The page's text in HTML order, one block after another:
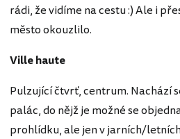
rádi, že vidíme na cestu :) Ale i
město okouzlilo.
Ville haute
Pulzující čtvrť, centrum. Nachází
palác, do nějž je možné se
prohlídku, ale jen v jarních/